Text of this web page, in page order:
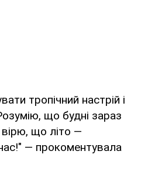
тропічний настрій і
що будні зараз
що літо —
— прокоментувала